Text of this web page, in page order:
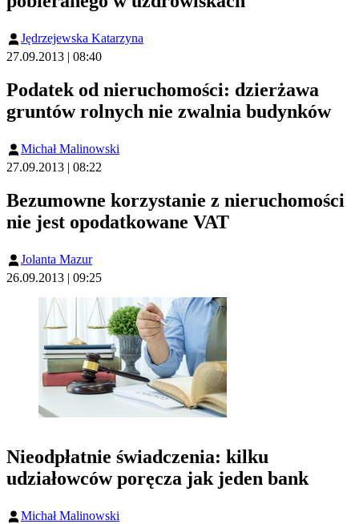
Jędrzejewska Katarzyna
27.09.2013 | 08:40
Podatek od nieruchomości: dzierżawa
gruntów rolnych nie zwalnia budynków
Michał Malinowski
27.09.2013 | 08:22
Bezumowne korzystanie z nieruchomości
nie jest opodatkowane VAT
Jolanta Mazur
26.09.2013 | 09:25
Nieodpłatnie świadczenia: kilku
udziałowców poręcza jak jeden bank
Michał Malinowski